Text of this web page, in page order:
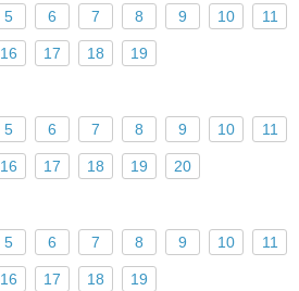
5 6 7 8 9 10 11
16 17 18 19
5 6 7 8 9 10 11
16 17 18 19 20
5 6 7 8 9 10 11
16 17 18 19